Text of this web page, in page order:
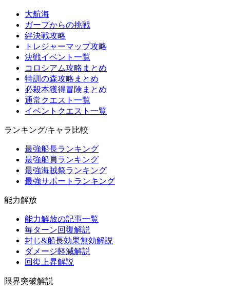
大航海
ガープからの挑戦
絆決戦攻略
トレジャーマップ攻略
決戦イベント一覧
コロシアム攻略まとめ
特訓の森攻略まとめ
必殺本獲得冒険まとめ
通常クエスト一覧
イベントクエスト一覧
ランキング/キャラ比較
最強船長ランキング
最強船員ランキング
最強海賊祭ランキング
最強サポートランキング
能力解放
能力解放の記事一覧
毎ターン回復解説
封じ&船長効果無効解説
ダメージ軽減解説
回復上昇解説
限界突破解説